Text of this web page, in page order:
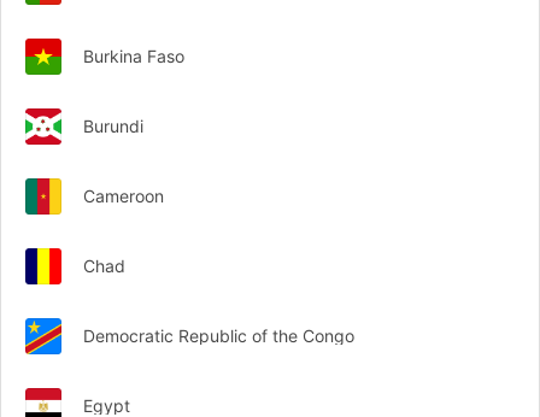
Burkina Faso
Burundi
Cameroon
Chad
Democratic Republic of the Congo
Egypt